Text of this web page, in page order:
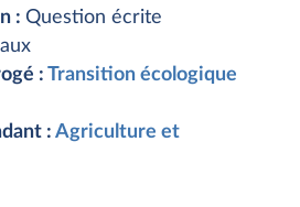
: Question écrite
: Transition écologique
: Agriculture et